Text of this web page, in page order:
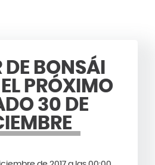
DE BONSÁI
PRÓXIMO
30 DE